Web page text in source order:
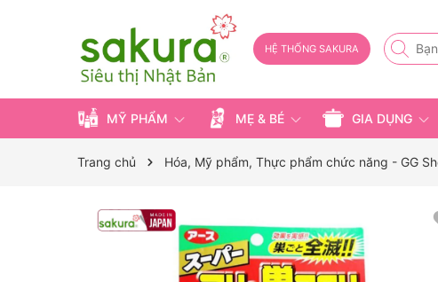
HỆ THỐNG SAKURA
MỸ PHẨM MẸ & BÉ GIA DỤNG
Trang chủ Hóa, Mỹ phẩm, Thực phẩm chức năng - GG